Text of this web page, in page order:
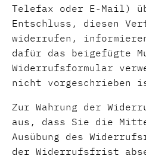
Telefax oder E-Mail)
Entschluss, diesen
widerrufen,
dafür das beigefügte
Widerrufsformular
nicht vorgeschrieben
Zur Wahrung der
aus, dass Sie die
Ausübung des
der Widerrufsfrist